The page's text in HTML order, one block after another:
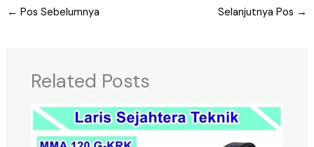
← Pos Sebelumnya Selanjutnya Pos →
Related Posts